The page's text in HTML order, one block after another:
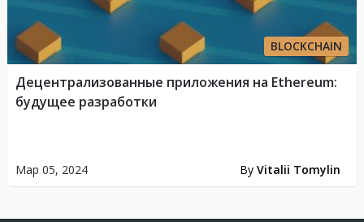
BLOCKCHAIN
Мар 05, 2024 By Vitalii Tomylin
Децентрализованные приложения на Ethereum:
будущее разработки